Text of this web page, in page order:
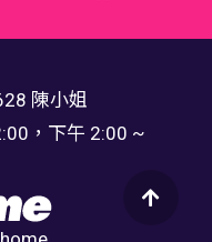
陳小姐
，下午 2:00 ~